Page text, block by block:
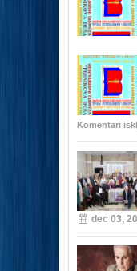
Komentari
dec 03,